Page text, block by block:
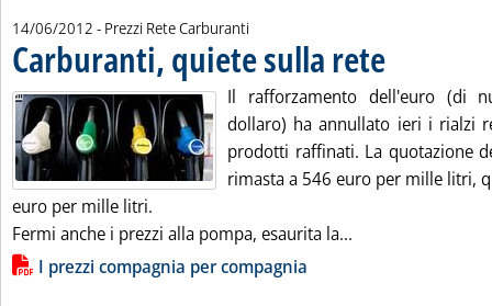
14/06/2012 - Prezzi Rete Carburanti
Carburanti, quiete sulla rete
Il rafforzamento dell'euro (di
dollaro) ha annullato ieri i rialzi
prodotti raffinati. La quotazione
rimasta a 546 euro per mille litri,
euro per mille litri.
Fermi anche i prezzi alla pompa, esaurita la...
Lista allegati PDF alla notizia
I prezzi compagnia per compagnia